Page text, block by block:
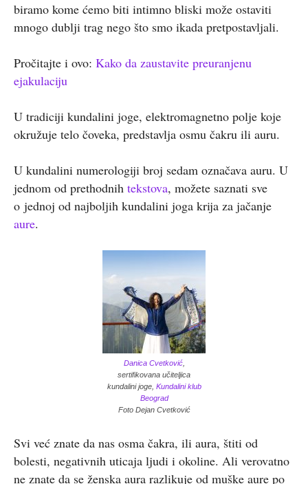
biramo kome ćemo biti intimno bliski može ostaviti
mnogo dublji trag nego što smo ikada pretpostavljali.
Pročitajte i ovo: Kako da zaustavite preuranjenu
ejakulaciju
U tradiciji kundalini joge, elektromagnetno polje koje
okružuje telo čoveka, predstavlja osmu čakru ili auru.
U kundalini numerologiji broj sedam označava auru. U
jednom od prethodnih tekstova, možete saznati sve
o jednoj od najboljih kundalini joga krija za jačanje
aure.
Danica Cvetković,
sertifikovana učiteljica
kundalini joge, Kundalini klub
Beograd
Foto Dejan Cvetković
Svi već znate da nas osma čakra, ili aura, štiti od
bolesti, negativnih uticaja ljudi i okoline. Ali verovatno
ne znate da se ženska aura razlikuje od muške aure po